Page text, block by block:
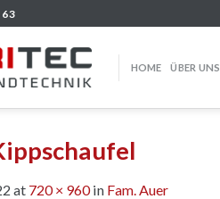
HOME ÜBER UNS
at 720 × 960in Fam. Auer